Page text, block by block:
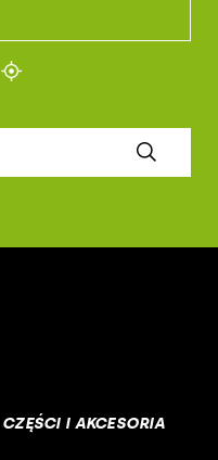
CZĘŚCI I AKCESORIA